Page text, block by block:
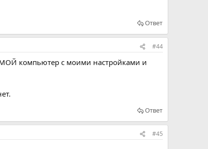
Ответ
#44
МОЙ компьютер с моими настройками и
Ответ
#45